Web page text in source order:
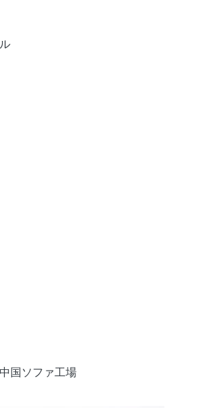
国ソファ工場